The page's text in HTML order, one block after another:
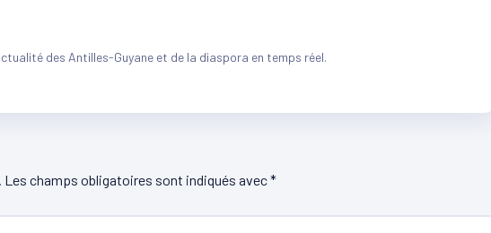
des Antilles-Guyane et de la diaspora en temps réel.
Les champs obligatoires sont indiqués avec*